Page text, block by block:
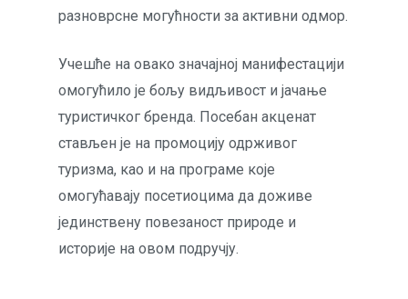
разноврсне могућности за активни одмор.
Учешће на овако значајној манифестацији
омогућило је бољу видљивост и јачање
туристичког бренда. Посебан акценат
стављен је на промоцију одрживог
туризма, као и на програме које
омогућавају посетиоцима да доживе
јединствену повезаност природе и
историје на овом подручју.